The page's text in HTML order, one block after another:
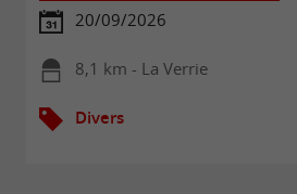
20/09/2026
8,1 km - La Verrie
Divers